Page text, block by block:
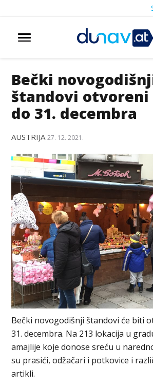
Bečki
štandovi otvoreni
do 31. decembra
AUSTRIJA 27. 12. 2021.
Bečki novogodišnji štandovi će biti
31. decembra. Na 213 lokacija u
amajlije koje donose sreću u
su prasići, odžačari i potkovice i
artikli.